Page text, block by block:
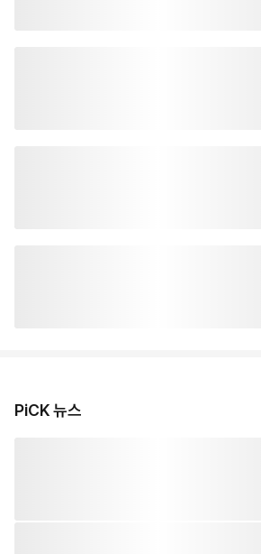
PiCK 뉴스